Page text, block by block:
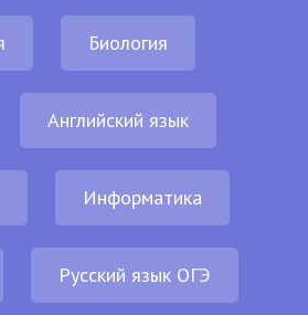
Биология
Английский язык
Информатика
Русский язык ОГЭ